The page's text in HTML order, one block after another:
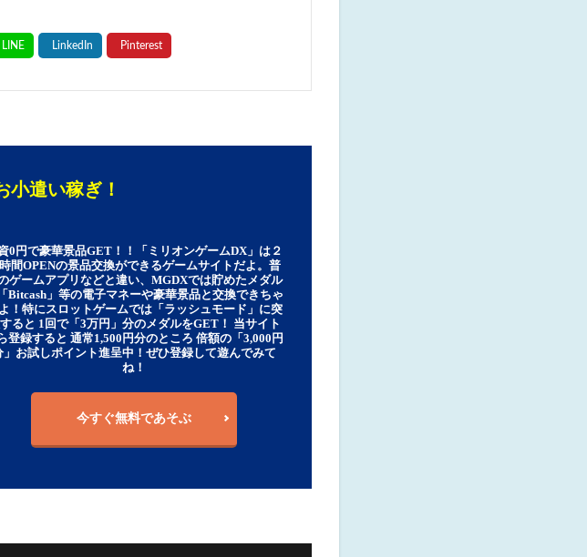
小遣い稼ぎ！
0円で豪華景品GET！！「ミリオンゲームDX」は２
間OPENの景品交換ができるゲームサイトだよ。普
ゲームアプリなどと違い、MGDXでは貯めたメダル
Bitcash」等の電子マネーや豪華景品と交換できちゃ
！特にスロットゲームでは「ラッシュモード」に突
ると 1回で「3万円」分のメダルをGET！ 当サイト
登録すると 通常1,500円分のところ 倍額の「3,000円
」お試しポイント進呈中！ぜひ登録して遊んでみて
ね！
今すぐ無料であそぶ